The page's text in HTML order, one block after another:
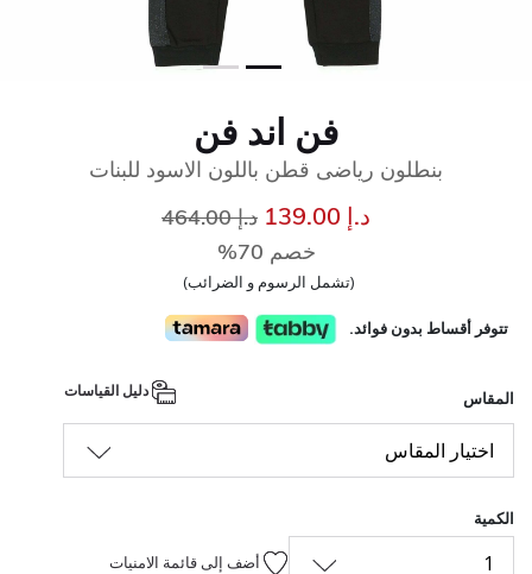
فن اند فن
بنطلون رياضى قطن باللون الاسود للبنات
د.إ 139.00 سعر مخفض مند.إ 464.00
خصم 70%
(تشمل الرسوم و الضرائب)
تتوفر أقساط بدون فوائد.
المقاس
اختيار المقاس
الكمية
1 أضف إلى قائمة الامنيات